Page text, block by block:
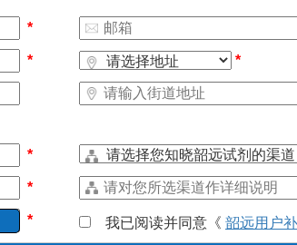
*
* *
*
*
* 我已阅读并同意《 韶远用户